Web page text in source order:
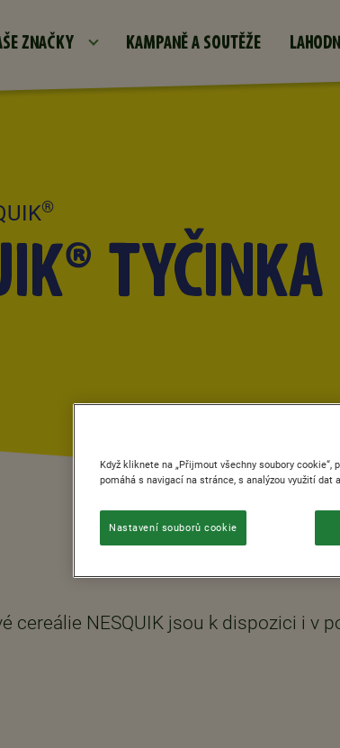
ZNAČKY KAMPANĚ A SOUTĚŽE
®
TYČINKA
cereálie NESQUIK jsou k dispozici i
Když kliknete na „Přijmout všechny soubory
pomáhá s navigací na stránce, s analýzou využití
Nastavení souborů cookie